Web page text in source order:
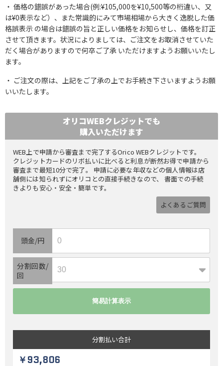
価格の錯誤があった場合(例:¥105,000を¥10,500等の桁違い、又
は¥0表示など）、また常識的にみて市場相場から大きく逸脱した価
格誤表示 の場合は錯誤の旨と正しい価格をお知らせし、価格を訂正
させて頂きます。状況によりましては、ご注文をお取消させていた
だく場合がありますので何卒ご了承 いただけますようお願いいたし
ます。
ご注文の際は、上記をご了承の上でお手続き下さいますようお願
いいたします。
オリコWEBクレジットでも
購入いただけます
WEB上で申請から審査まで完了するOrico WEBクレジットです。
クレジットカードのリボ払いに比べると利息が断然お得で申請から
審査まで最短10分で完了。 申請に必要な年収などの個人情報は店
舗側には知られずにオリコとの直接手続きなので、 書面での手続
きよりも安心・安全・簡単です。
よくあるご質問
頭金/円
分割回数/
回
分割払い合計
￥93,806